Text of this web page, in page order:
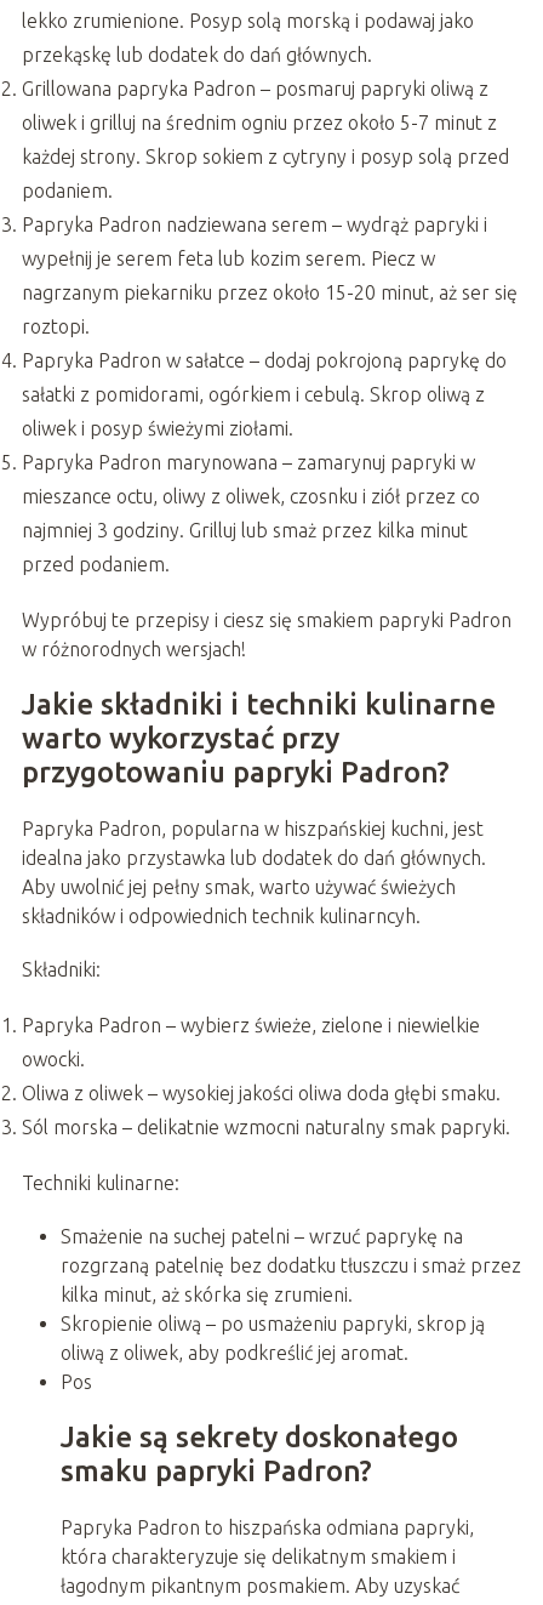
lekko zrumienione. Posyp solą morską i podawaj jako
przekąskę lub dodatek do dań głównych.
Grillowana papryka Padron – posmaruj papryki oliwą z
oliwek i grilluj na średnim ogniu przez około 5-7 minut z
każdej strony. Skrop sokiem z cytryny i posyp solą przed
podaniem.
Papryka Padron nadziewana serem – wydrąż papryki i
wypełnij je serem feta lub kozim serem. Piecz w
nagrzanym piekarniku przez około 15-20 minut, aż ser się
roztopi.
Papryka Padron w sałatce – dodaj pokrojoną paprykę do
sałatki z pomidorami, ogórkiem i cebulą. Skrop oliwą z
oliwek i posyp świeżymi ziołami.
Papryka Padron marynowana – zamarynuj papryki w
mieszance octu, oliwy z oliwek, czosnku i ziół przez co
najmniej 3 godziny. Grilluj lub smaż przez kilka minut
przed podaniem.
Wypróbuj te przepisy i ciesz się smakiem papryki Padron
w różnorodnych wersjach!
Jakie składniki i techniki kulinarne
warto wykorzystać przy
przygotowaniu papryki Padron?
Papryka Padron, popularna w hiszpańskiej kuchni, jest
idealna jako przystawka lub dodatek do dań głównych.
Aby uwolnić jej pełny smak, warto używać świeżych
składników i odpowiednich technik kulinarncyh.
Składniki:
Papryka Padron – wybierz świeże, zielone i niewielkie
owocki.
Oliwa z oliwek – wysokiej jakości oliwa doda głębi smaku.
Sól morska – delikatnie wzmocni naturalny smak papryki.
Techniki kulinarne:
Smażenie na suchej patelni – wrzuć paprykę na
rozgrzaną patelnię bez dodatku tłuszczu i smaż przez
kilka minut, aż skórka się zrumieni.
Skropienie oliwą – po usmażeniu papryki, skrop ją
oliwą z oliwek, aby podkreślić jej aromat.
Pos
Jakie są sekrety doskonałego
smaku papryki Padron?
Papryka Padron to hiszpańska odmiana papryki,
która charakteryzuje się delikatnym smakiem i
łagodnym pikantnym posmakiem. Aby uzyskać